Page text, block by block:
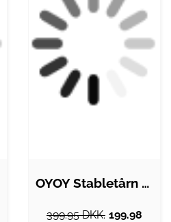
OYOY Stabletårn - Kanin - Nature/Dark
399.95 DKK. 199.98